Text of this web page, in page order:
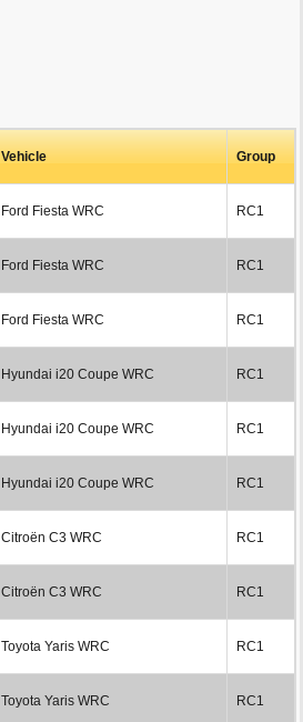
Vehicle Group
Ford Fiesta WRC RC1
Ford Fiesta WRC RC1
Ford Fiesta WRC RC1
Hyundai i20 Coupe WRC RC1
Hyundai i20 Coupe WRC RC1
Hyundai i20 Coupe WRC RC1
Citroën C3 WRC RC1
Citroën C3 WRC RC1
Toyota Yaris WRC RC1
Toyota Yaris WRC RC1